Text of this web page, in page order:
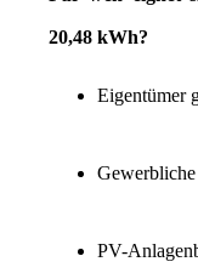
20,48 kWh?
Eigentümer
PV-